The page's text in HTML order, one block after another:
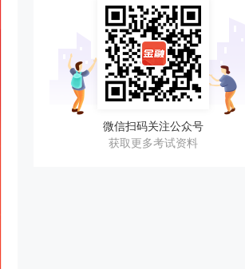
微信扫码关注公众号
获取更多考试资料